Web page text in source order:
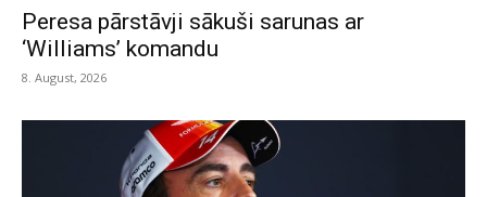
Peresa pārstāvji sākuši sarunas ar
‘Williams’ komandu
8. August, 2026